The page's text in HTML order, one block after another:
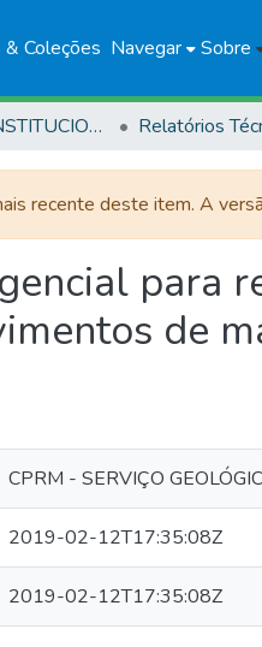
& Coleções Navegar Sobre
PRODUÇÃO INSTITUCIONAL Relatórios
recente deste item. A
para
de
CPRM - SERVIÇO
2019-02-12T17:35:08Z
2019-02-12T17:35:08Z